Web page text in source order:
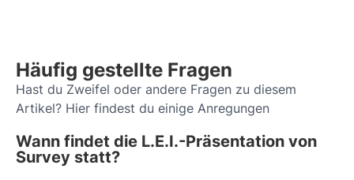
Häufig gestellte Fragen
Hast du Zweifel oder andere Fragen zu diesem
Artikel? Hier findest du einige Anregungen
Wann findet die L.E.I.-Präsentation von
Survey statt?